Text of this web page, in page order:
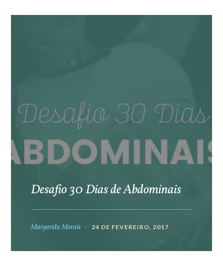
Desafio 30 Dias de Abdominais
Margarida Morais 24 DE FEVEREIRO, 2017